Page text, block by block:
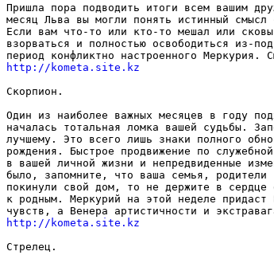
Пришла пора подводить итоги всем вашим
месяц Льва вы могли понять истинный
Если вам что-то или кто-то мешал или
взорваться и полностью освободиться из-
http://kometa.site.kz
Скорпион.
Один из наиболее важных месяцев в году
началась тотальная ломка вашей судьбы.
лучшему. Это всего лишь знаки полного
рождения. Быстрое продвижение по
в вашей личной жизни и непредвиденные
было, запомните, что ваша семья,
покинули свой дом, то не держите в сердце
к родным. Меркурий на этой неделе придаст
http://kometa.site.kz
Стрелец.